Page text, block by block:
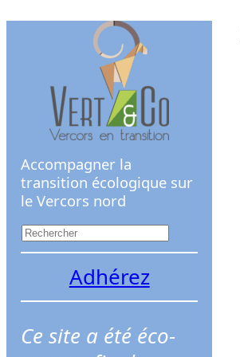
Aller
Accompagner la
transition écologique sur
le Vercors nord
R
e
e
Adhérez
Ce site a été éco-